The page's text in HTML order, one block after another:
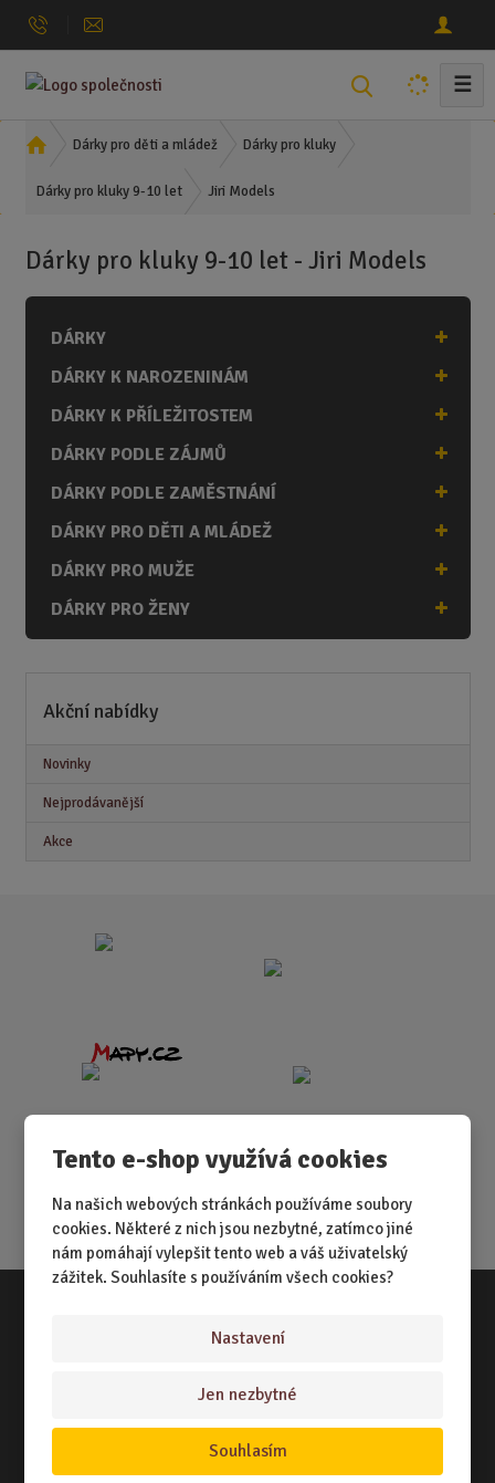
Tento e-shop využívá cookies
Na našich webových stránkách používáme soubory
cookies. Některé z nich jsou nezbytné, zatímco jiné
nám pomáhají vylepšit tento web a váš uživatelský
zážitek. Souhlasíte s používáním všech cookies?
Nastavení
Jen nezbytné
Souhlasím
☰
Ú
o
í
n
a
Dárky pro děti a mládež Dárky pro kluky
Dárky pro kluky 9-10 let Jiri Models
Dárky pro kluky 9-10 let - Jiri Models
DÁRKY
DÁRKY K NAROZENINÁM
DÁRKY K PŘÍLEŽITOSTEM
DÁRKY PODLE ZÁJMŮ
DÁRKY PODLE ZAMĚSTNÁNÍ
DÁRKY PRO DĚTI A MLÁDEŽ
DÁRKY PRO MUŽE
DÁRKY PRO ŽENY
Akční nabídky
Novinky
Nejprodávanější
Akce
Vše o nákupu
TERMÍNY ODESLÁNÍ ZBOŽÍ